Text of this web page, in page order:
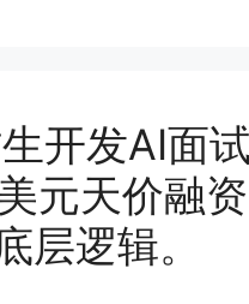
开发AI面
元天价融
层逻辑。